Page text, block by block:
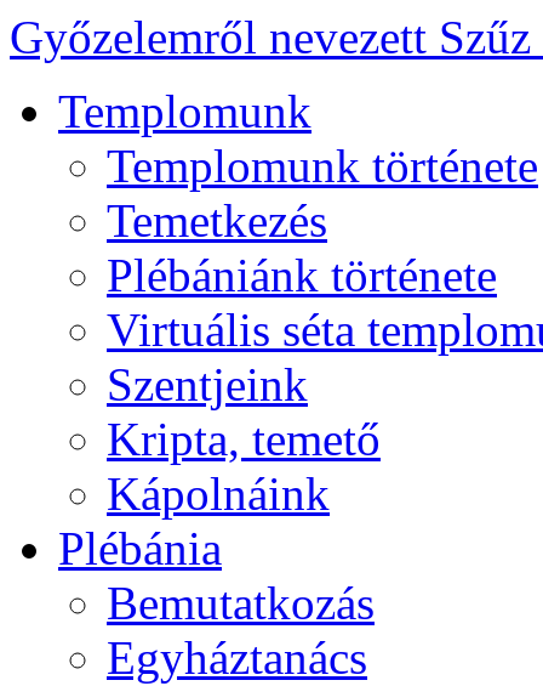
Győzelemről nevezett
Templomunk
Templomunk története
Temetkezés
Plébániánk története
Virtuális séta
Szentjeink
Kripta, temető
Kápolnáink
Plébánia
Bemutatkozás
Egyháztanács